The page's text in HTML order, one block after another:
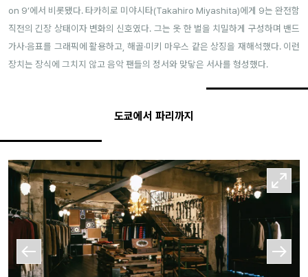
on 9’에서 비롯됐다. 타카히로 미야시타(Takahiro Miyashita)에게 9는 완전함
직전의 긴장 상태이자 변화의 신호였다. 그는 옷 한 벌을 치밀하게 구성하며 밴드
가사·음표를 그래픽에 활용하고, 해골·미키 마우스 같은 상징을 재해석했다. 이런
장치는 장식에 그치지 않고 음악 팬들의 정서와 맞닿은 서사를 형성했다.
도쿄에서 파리까지